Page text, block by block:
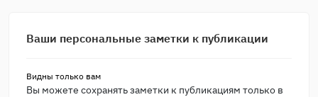
Ваши персональные заметки к публикации
Видны только вам
Вы можете сохранять заметки к публикациям только в